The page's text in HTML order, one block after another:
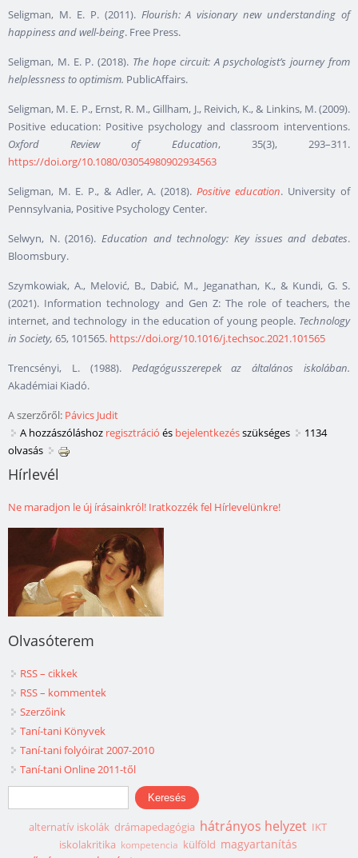
Seligman, M. E. P. (2011). Flourish: A visionary new understanding of
happiness and well-being. Free Press.
Seligman, M. E. P. (2018). The hope circuit: A psychologist’s journey from
helplessness to optimism. PublicAffairs.
Seligman, M. E. P., Ernst, R. M., Gillham, J., Reivich, K., & Linkins, M. (2009).
Positive education: Positive psychology and classroom interventions.
Oxford Review of Education, 35(3), 293–311.
https://doi.org/10.1080/03054980902934563
Seligman, M. E. P., & Adler, A. (2018).Positive education. University of
Pennsylvania, Positive Psychology Center.
Selwyn, N. (2016). Education and technology: Key issues and debates.
Bloomsbury.
Szymkowiak, A., Melović, B., Dabić, M., Jeganathan, K., & Kundi, G. S.
(2021). Information technology and Gen Z: The role of teachers, the
internet, and technology in the education of young people.Technology
in Society, 65, 101565. https://doi.org/10.1016/j.techsoc.2021.101565
Trencsényi, L. (1988). Pedagógusszerepek az általános iskolában.
Akadémiai Kiadó.
A szerzőről: Pávics Judit
A hozzászóláshoz regisztráció és bejelentkezésszükséges
1134
olvasás
Hírlevél
Ne maradjon le új írásainkról! Iratkozzék fel Hírlevelünkre!
Olvasóterem
RSS – cikkek
RSS – kommentek
Szerzőink
Taní-tani Könyvek
Taní-tani folyóirat 2007-2010
Taní-tani Online 2011-től
Keresés űrlap
Keresés
alternatív iskolák drámapedagógia hátrányos helyzet IKT
iskolakritika kompetencia külföld magyartanítás